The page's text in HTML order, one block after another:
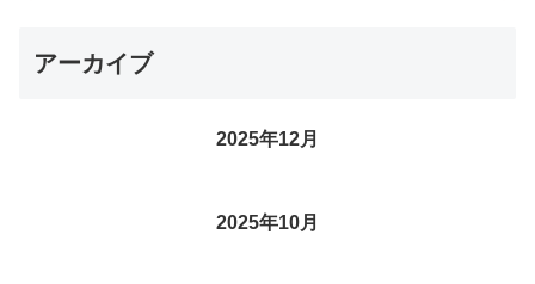
アーカイブ
2025年12月
2025年10月